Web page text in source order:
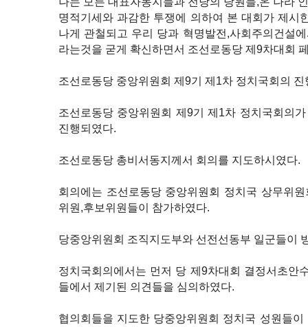
명적기세와 과감한 투쟁에 의하여 본 대회가 제시
나게 관철되고 우리 당과 혁명발전,사회주의건설
라는것을 굳게 확신하면서 조선로동당 제9차대회
조선로동당 중앙위원회 제9기 제1차 정치국회의 진
조선로동당 중앙위원회 제9기 제1차 정치국회의
진행되였다.
조선로동당 총비서동지께서 회의를 지도하시였다.
회의에는 조선로동당 중앙위원회 정치국 상무위
위원,후보위원들이 참가하였다.
당중앙위원회 조직지도부와 선전선동부 일군들이
정치국회의에서는 먼저 당 제9차대회 결정서초안
들에서 제기된 의견들을 심의하였다.
협의회들을 지도한 당중앙위원회 정치국 성원들